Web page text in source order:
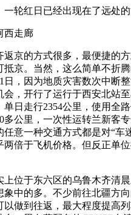
一轮红日已经出现在了远处
西走廊
返京的方式很多，最便捷的
抵京。当然，这么简单不折
日，因为地质灾害数次中断
会，开行了运行于西安北站
单日走行2354公里，使用全
多公里，一次性运转兰新客
任意一种交通方式都是对“车
两倍于飞机价格。但反正单
上位于东六区的乌鲁木齐清
象中的多。不少前往北疆方
以做到往返，最大程度提高